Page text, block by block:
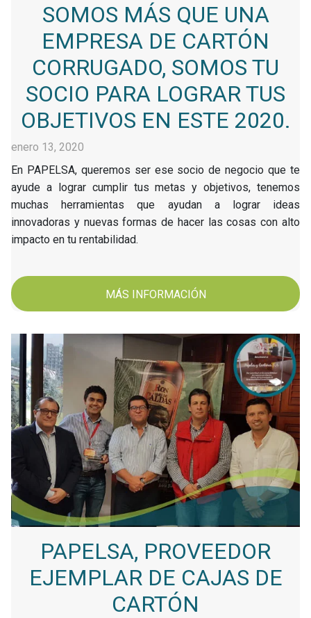
SOMOS MÁS QUE UNA
EMPRESA DE CARTÓN
CORRUGADO, SOMOS TU
SOCIO PARA LOGRAR TUS
OBJETIVOS EN ESTE 2020.
enero 13, 2020
En PAPELSA, queremos ser ese socio de negocio que te
ayude a lograr cumplir tus metas y objetivos, tenemos
muchas herramientas que ayudan a lograr ideas
innovadoras y nuevas formas de hacer las cosas con alto
impacto en tu rentabilidad.
MÁS INFORMACIÓN
PAPELSA, PROVEEDOR
EJEMPLAR DE CAJAS DE
CARTÓN